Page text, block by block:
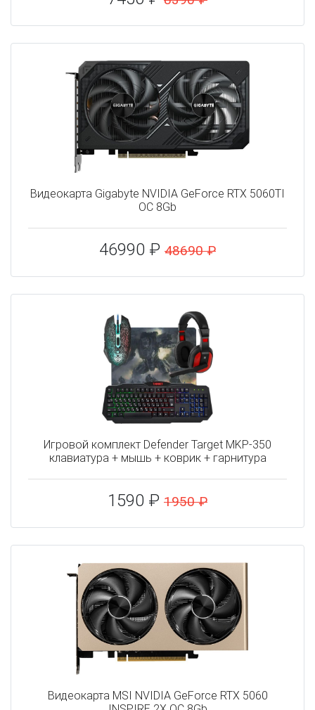
Видеокарта Gigabyte NVIDIA GeForce RTX 5060TI
OC 8Gb
46990 ₽ 48690 ₽
Игровой комплект Defender Target MKP-350
клавиатура + мышь + коврик + гарнитура
1590 ₽ 1950 ₽
Видеокарта MSI NVIDIA GeForce RTX 5060